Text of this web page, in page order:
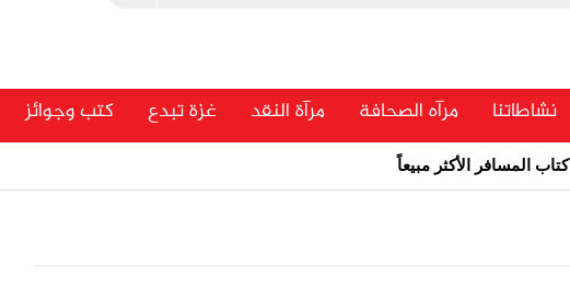
نشاطاتنا مرآه الصحافة مرآة النقد غزة تبدع كتب وجوائز
كتاب المسافر الأكثر مبيعاً